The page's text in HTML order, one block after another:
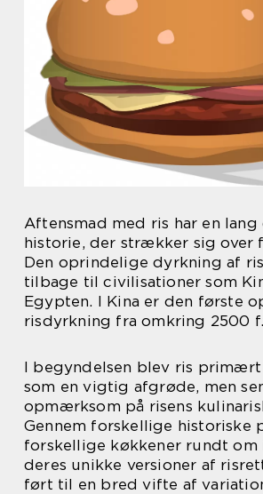
Aftensmad med ris har en
historie, der strækker sig over
Den oprindelige dyrkning af
tilbage til civilisationer som
Egypten. I Kina er den første
risdyrkning fra omkring 2500
I begyndelsen blev ris
som en vigtig afgrøde, men
opmærksom på risens
Gennem forskellige historiske
forskellige køkkener rundt om
deres unikke versioner af
ført til en bred vifte af